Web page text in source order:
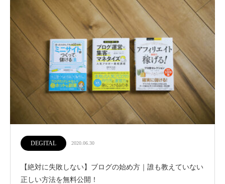
DEGITAL 2020.06.30
【絶対に失敗しない】ブログの始め方｜誰も教えていない
正しい方法を無料公開！